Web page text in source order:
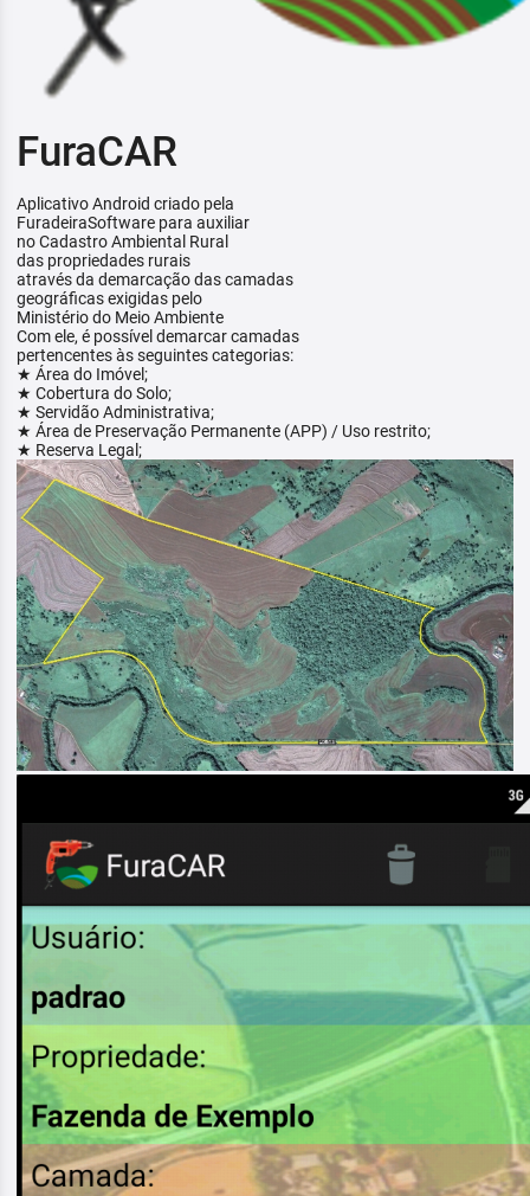
FuraCAR
Aplicativo Android criado pela
FuradeiraSoftware para auxiliar
no Cadastro Ambiental Rural
das propriedades rurais
através da demarcação das camadas
geográficas exigidas pelo
Ministério do Meio Ambiente
Com ele, é possível demarcar camadas
pertencentes às seguintes categorias:
★ Área do Imóvel;
★ Cobertura do Solo;
★ Servidão Administrativa;
★ Área de Preservação Permanente (APP) / Uso restrito;
★ Reserva Legal;